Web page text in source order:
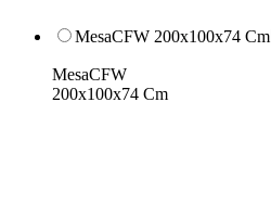
MesaCFW 200x100x74 Cm
MesaCFW
200x100x74 Cm